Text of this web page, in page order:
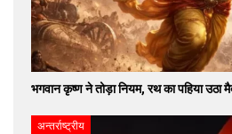
भगवान कृष्ण ने तोड़ा नियम, रथ का पहिया उठा
अन्तर्राष्ट्रीय